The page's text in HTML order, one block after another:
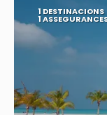
1 DESTINACIONS
1